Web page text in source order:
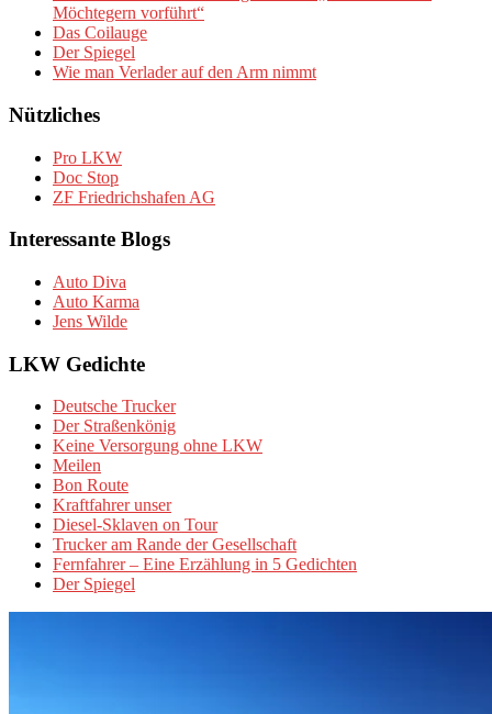
Möchtegern vorführt“
Das Coilauge
Der Spiegel
Wie man Verlader auf den Arm nimmt
Nützliches
Pro LKW
Doc Stop
ZF Friedrichshafen AG
Interessante Blogs
Auto Diva
Auto Karma
Jens Wilde
LKW Gedichte
Deutsche Trucker
Der Straßenkönig
Keine Versorgung ohne LKW
Meilen
Bon Route
Kraftfahrer unser
Diesel-Sklaven on Tour
Trucker am Rande der Gesellschaft
Fernfahrer – Eine Erzählung in 5 Gedichten
Der Spiegel